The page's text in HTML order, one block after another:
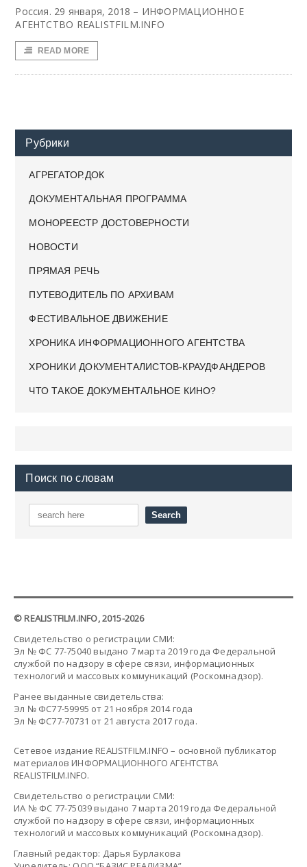
Россия. 29 января, 2018 – ИНФОРМАЦИОННОЕ
АГЕНТСТВО REALISTFILM.INFO
READ MORE
Рубрики
АГРЕГАТОР.ДОК
ДОКУМЕНТАЛЬНАЯ ПРОГРАММА
МОНОРЕЕСТР ДОСТОВЕРНОСТИ
НОВОСТИ
ПРЯМАЯ РЕЧЬ
ПУТЕВОДИТЕЛЬ ПО АРХИВАМ
ФЕСТИВАЛЬНОЕ ДВИЖЕНИЕ
ХРОНИКА ИНФОРМАЦИОННОГО АГЕНТСТВА
ХРОНИКИ ДОКУМЕНТАЛИСТОВ-КРАУДФАНДЕРОВ
ЧТО ТАКОЕ ДОКУМЕНТАЛЬНОЕ КИНО?
Поиск по словам
© REALISTFILM.INFO, 2015-2026
Свидетельство о регистрации СМИ:
Эл № ФС 77-75040 выдано 7 марта 2019 года Федеральной
службой по надзору в сфере связи, информационных
технологий и массовых коммуникаций (Роскомнадзор).
Ранее выданные свидетельства:
Эл № ФС77-59995 от 21 ноября 2014 года
Эл № ФС77-70731 от 21 августа 2017 года.
Сетевое издание REALISTFILM.INFO – основной публикатор
материалов ИНФОРМАЦИОННОГО АГЕНТСТВА
REALISTFILM.INFO.
Свидетельство о регистрации СМИ:
ИА № ФС 77-75039 выдано 7 марта 2019 года Федеральной
службой по надзору в сфере связи, информационных
технологий и массовых коммуникаций (Роскомнадзор).
Главный редактор: Дарья Бурлакова